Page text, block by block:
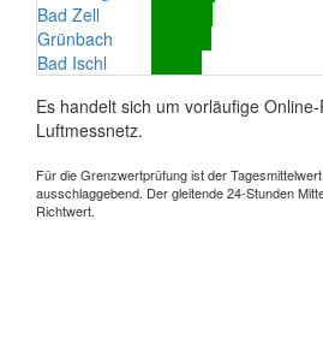
Bad Zell
Grünbach
Bad Ischl
Es handelt sich um vorläufige
Luftmessnetz.
Für die Grenzwertprüfung ist der
ausschlaggebend. Der gleitende 24-Stunden
Richtwert.